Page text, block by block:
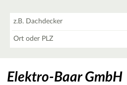
Elektro-Baar GmbH